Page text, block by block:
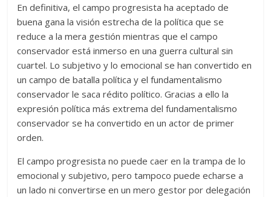
En definitiva, el campo progresista ha aceptado de
buena gana la visión estrecha de la política que se
reduce a la mera gestión mientras que el campo
conservador está inmerso en una guerra cultural sin
cuartel. Lo subjetivo y lo emocional se han convertido en
un campo de batalla política y el fundamentalismo
conservador le saca rédito político. Gracias a ello la
expresión política más extrema del fundamentalismo
conservador se ha convertido en un actor de primer
orden.
El campo progresista no puede caer en la trampa de lo
emocional y subjetivo, pero tampoco puede echarse a
un lado ni convertirse en un mero gestor por delegación